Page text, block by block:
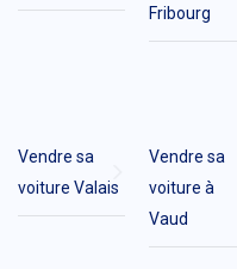
Fribourg
Vendre sa
voiture Valais
Vendre sa
voiture à
Vaud